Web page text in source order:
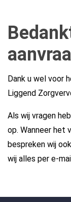
Dank u wel voor
Liggend
Als wij vragen
op. Wanneer het
bespreken wij
wij alles per e-